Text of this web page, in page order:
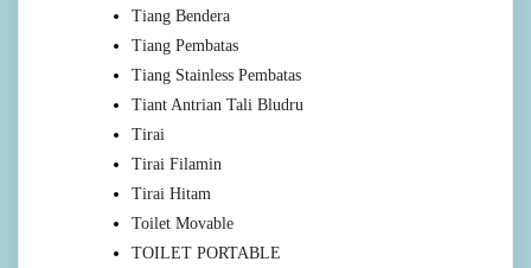
Tiang Bendera
Tiang Pembatas
Tiang Stainless Pembatas
Tiant Antrian Tali Bludru
Tirai
Tirai Filamin
Tirai Hitam
Toilet Movable
TOILET PORTABLE